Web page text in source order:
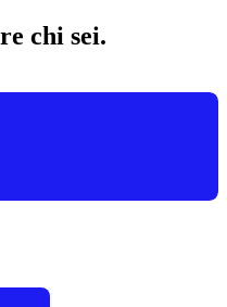
chi sei.